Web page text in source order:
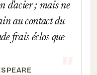
d'acier ; mais ne
au contact du
frais éclos que